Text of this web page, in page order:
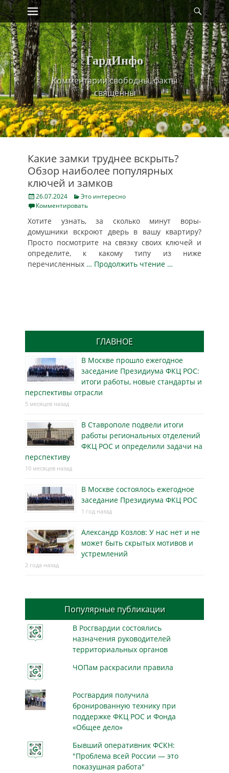
Skip
to
content
Primary Menu
ГардИнфо
Комментарии свободны, факты
священны
Какие замки труднее вскрыть?
Обзор наиболее популярных
ключей и замков
Posted
on
26.07.2024 Categories
Это интересно
Комментировать
Хотите узнать, за сколько минут воры-
домушники вскроют дверь в вашу квартиру?
Просто посмотрите на связку своих ключей и
определите, к какому типу из ниже
перечисленных … Продолжить чтение …
ГЛАВНОЕ
В Москве прошло ежегодное
заседание Президиума ФКЦ РОС:
итоги работы, новые стандарты и
перспективы отрасли
5 месяцев назад
В Ставрополе подвели итоги
работы региональных отделений
ФКЦ РОС и определили задачи на
перспективу
10 месяцев назад
В Москве состоялось ежегодное
заседание Президиума ФКЦ РОС
1 год назад
Александр Козлов: У нас нет и не
может быть скрытых мотивов и
устремлений
2 года назад
Популярные публикации
В Росгвардии состоялись
назначения руководителей
территориальных органов
ЧОПам раскрасили правила
Росгвардия получила
бронированную технику при
поддержке ФКЦ РОС и Фонда
«Общее дело»
Бывший оперативник ФСКН:
"Проблема всей России — это
показушная работа"